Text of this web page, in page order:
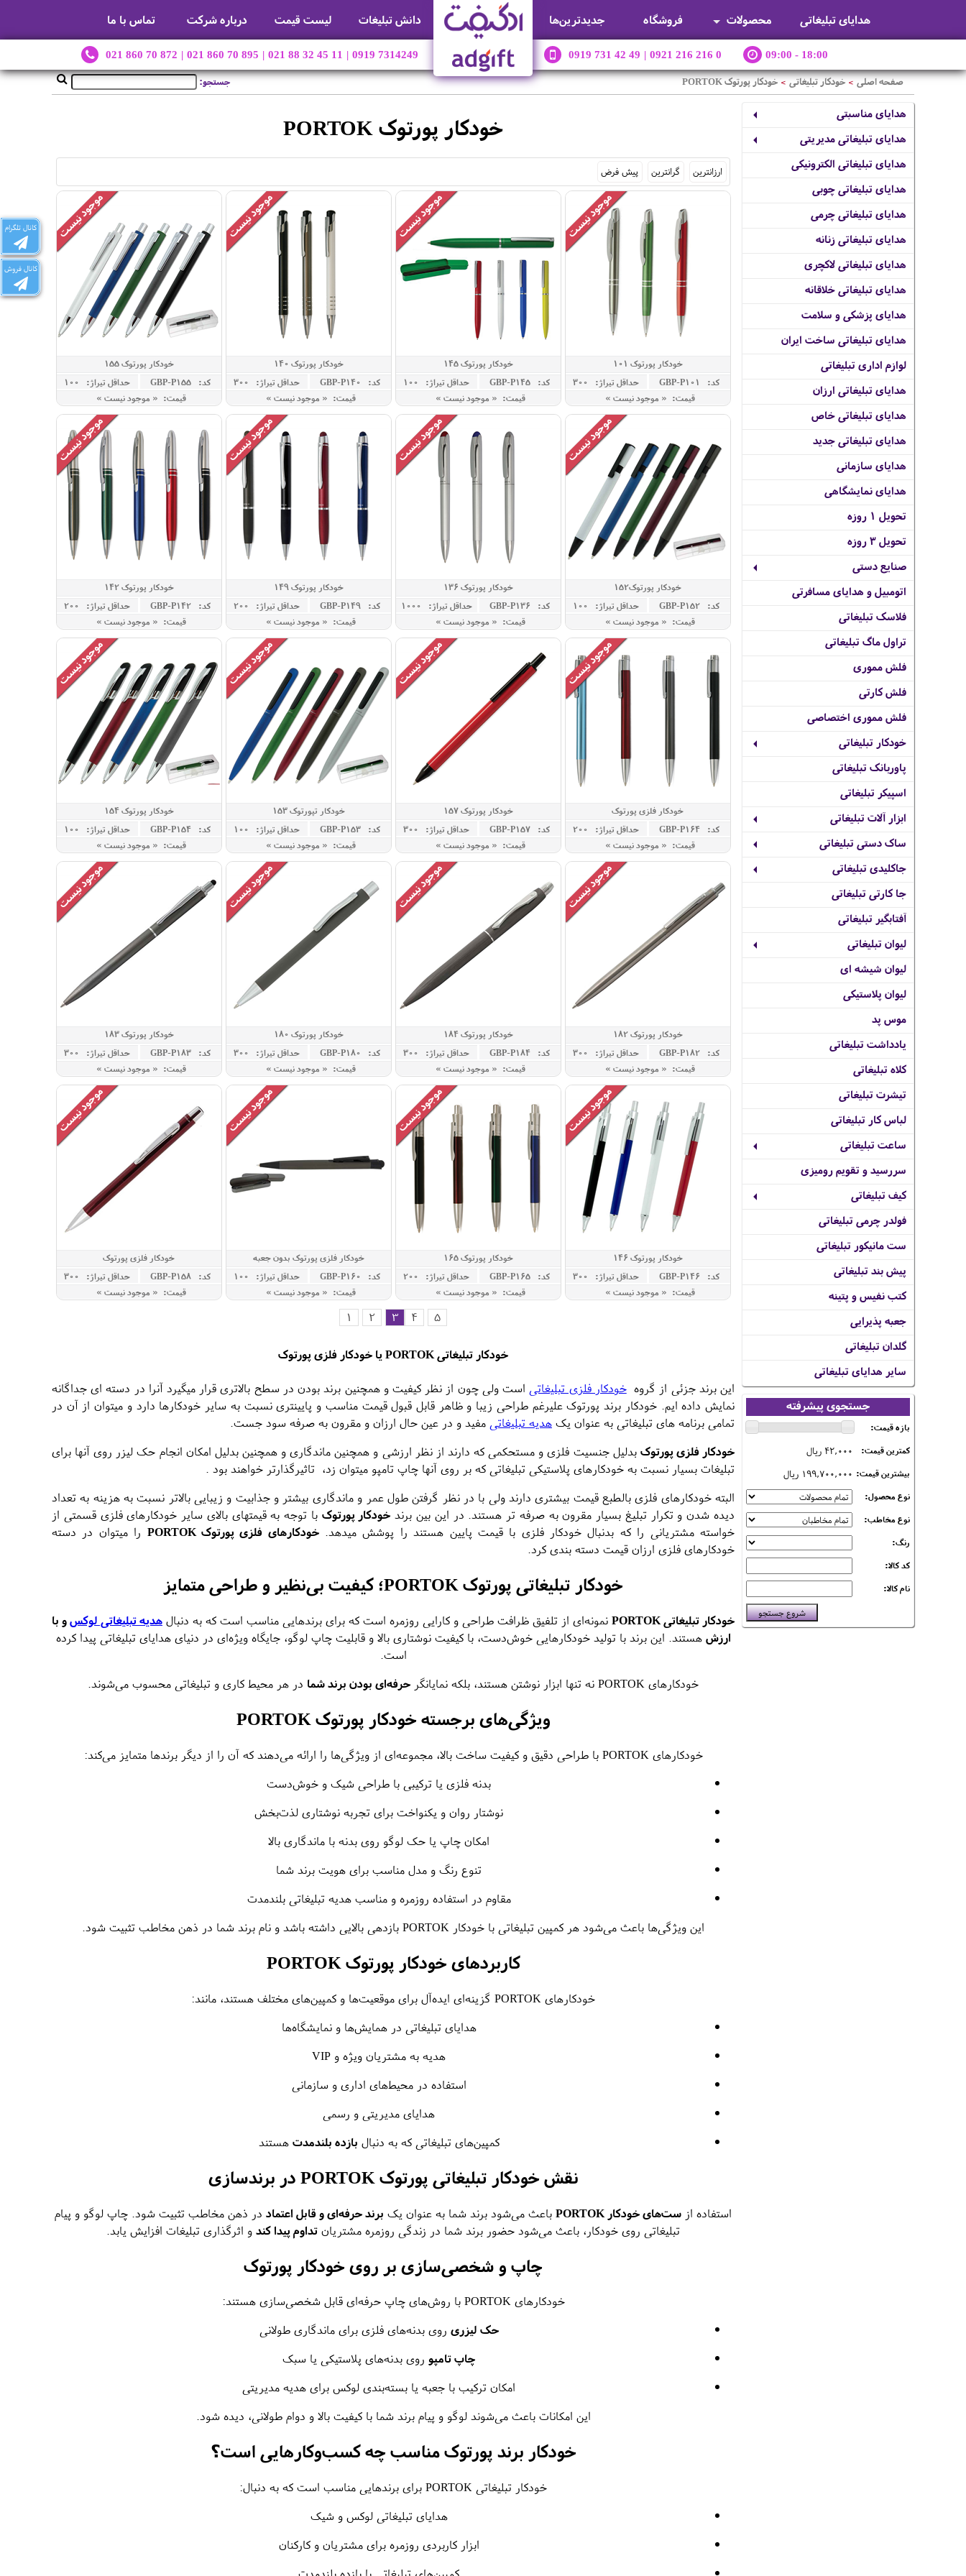
هدایای تبلیغاتی محصولات فروشگاه جديدترين‌ها دانش تبلیغات لیست قیمت درباره شرکت تماس با ما
021 860 70 872 | 021 860 70 895 | 021 88 32 45 11 | 0919 7314249 0919 731 42 49 | 0921 216 216 0 09:00 - 18:00
کانال تلگرام
کانال فروش
جستجو: صفحه اصلی > خودکار تبلیغاتی > خودکار پورتوک PORTOK
هدایای مناسبتی
هدایای تبلیغاتی مدیریتی
هدایای تبلیغاتی الکترونیکی
هدایای تبلیغاتی چوبی
هدایای تبلیغاتی چرمی
هدایای تبلیغاتی زنانه
هدایای تبلیغاتی لاکچری
هدایای تبلیغاتی خلاقانه
هدایای پزشکی و سلامت
هدایای تبلیغاتی ساخت ایران
لوازم اداری تبلیغاتی
هدایای تبلیغاتی ارزان
هدایای تبلیغاتی خاص
هدایای تبلیغاتی جدید
هدایای سازمانی
هدایای نمایشگاهی
تحویل 1 روزه
تحویل 3 روزه
صنایع دستی
اتومبیل و هدایای مسافرتی
فلاسک تبلیغاتی
تراول ماگ تبلیغاتی
فلش مموری
فلش کارتی
فلش مموری اختصاصی
خودکار تبلیغاتی
پاوربانک تبلیغاتی
اسپیکر تبلیغاتی
ابزار آلات تبلیغاتی
ساک دستی تبلیغاتی
جاکلیدی تبلیغاتی
جا کارتی تبلیغاتی
آفتابگیر تبلیغاتی
لیوان تبلیغاتی
لیوان شیشه ای
لیوان پلاستیکی
موس پد
یادداشت تبلیغاتی
کلاه تبلیغاتی
تیشرت تبلیغاتی
لباس کار تبلیغاتی
ساعت تبلیغاتی
سررسید و تقویم رومیزی
کیف تبلیغاتی
فولدر چرمی تبلیغاتی
ست مانیکور تبلیغاتی
پیش بند تبلیغاتی
کتب نفیس و پتینه
جعبه پذیرایی
گلدان تبلیغاتی
سایر هدایای تبلیغاتی
جستجوی پیشرفته
بازه قیمت:
کمترین قیمت:
42,000 ریال
بیشترین قیمت: 199,700,000 ریال
نوع محصول:
نوع مخاطب:
رنگ:
کد کالا:
نام کالا:
خودکار پورتوک PORTOK
ارزانترین گرانترین پیش فرض
خودکار پورتوک 101
کد: GBP-P101
حداقل تيراژ: 300
قیمت: « موجود نیست »
خودکار پورتوک 145
کد: GBP-P145
حداقل تيراژ: 100
قیمت: « موجود نیست »
خودکار پورتوک 140
کد: GBP-P140
حداقل تيراژ: 300
قیمت: « موجود نیست »
خودکار پورتوک 155
کد: GBP-P155
حداقل تيراژ: 100
قیمت: « موجود نیست »
خودکار پورتوک152
کد: GBP-P152
حداقل تيراژ: 100
قیمت: « موجود نیست »
خودکار پورتوک 136
کد: GBP-P136
حداقل تيراژ: 1000
قیمت: « موجود نیست »
خودکار پورتوک 149
کد: GBP-P149
حداقل تيراژ: 200
قیمت: « موجود نیست »
خودکار پورتوک 142
کد: GBP-P142
حداقل تيراژ: 200
قیمت: « موجود نیست »
خودکار فلزی پورتوک
کد: GBP-P164
حداقل تيراژ: 200
قیمت: « موجود نیست »
خودکار پورتوک 157
کد: GBP-P157
حداقل تيراژ: 300
قیمت: « موجود نیست »
خودکار تپورتوک 153
کد: GBP-P153
حداقل تيراژ: 100
قیمت: « موجود نیست »
خودکار پورتوک 154
کد: GBP-P154
حداقل تيراژ: 100
قیمت: « موجود نیست »
خودکار پورتوک 182
کد: GBP-P182
حداقل تيراژ: 300
قیمت: « موجود نیست »
خودکار پورتوک 184
کد: GBP-P184
حداقل تيراژ: 300
قیمت: « موجود نیست »
خودکار پورتوک 180
کد: GBP-P180
حداقل تيراژ: 300
قیمت: « موجود نیست »
خودکار پورتوک 183
کد: GBP-P183
حداقل تيراژ: 300
قیمت: « موجود نیست »
خودکار پورتوک 146
کد: GBP-P146
حداقل تيراژ: 300
قیمت: « موجود نیست »
خودکار پورتوک 165
کد: GBP-P165
حداقل تيراژ: 200
قیمت: « موجود نیست »
خودکار فلزی پورتوک بدون جعبه
کد: GBP-P160
حداقل تيراژ: 100
قیمت: « موجود نیست »
خودکار فلزی پورتوک
کد: GBP-P158
حداقل تيراژ: 300
قیمت: « موجود نیست »
1 2 3 4 5
خودکار تبلیغاتیPORTOK یا خودکار فلزی پورتوک
این برند جزئی از گروهخودکار فلزی تبلیغاتی است ولی چون از نظر کیفیت و همچنین برند بودن در سطح بالاتری قرار میگیرد آنرا در دسته ای جداگانه
نمایش داده ایم. خودکار برند پورتوک علیرغم طراحی زیبا و ظاهر قابل قبول قیمت مناسب و پایینتری نسبت به سایر خودکارها دارد و میتوان از آن در
تمامی برنامه های تبلیغاتی به عنوان یک هدیه تبلیغاتی مفید و در عین حال ارزان و مقرون به صرفه سود جست.
خودکار فلزی پورتوک بدلیل جنسیت فلزی و مستحکمی که دارند از نظر ارزشی و همچنین ماندگاری و همچنین بدلیل امکان انجام حک لیزر روی آنها برای
تبلیغات بسیار نسبت به خودکارهای پلاستیکی تبلیغاتی که بر روی آنها چاپ تامپو میتوان زد، تاثیرگذارتر خواهند بود .
البته خودکارهای فلزی بالطبع قیمت بیشتری دارند ولی با در نظر گرفتن طول عمر و ماندگاری بیشتر و جذابیت و زیبایی بالاتر نسبت به هزینه به تعداد
دیده شدن و تکرار تبلیغ بسیار مقرون به صرفه تر هستند. در این بین برند خودکار پورتوک با توجه به قیمتهای بالای سایر خودکارهای فلزی قسمتی از
خواسته مشتریانی را که بدنبال خودکار فلزی با قیمت پایین هستند را پوشش میدهد.خودکارهای فلزی پورتوک PORTOK
را میتوان در دسته
خودکارهای فلزی ارزان قیمت دسته بندی کرد.
خودکار تبلیغاتی پورتوک PORTOK؛ کیفیت بی‌نظیر و طراحی متمایز
خودکار تبلیغاتی PORTOK نمونه‌ای از تلفیق ظرافت طراحی و کارایی روزمره است که برای برندهایی مناسب است که به دنبال هدیه تبلیغاتی لوکسو با
ارزش هستند. این برند با تولید خودکارهایی خوش‌دست، با کیفیت نوشتاری بالا و قابلیت چاپ لوگو، جایگاه ویژه‌ای در دنیای هدایای تبلیغاتی پیدا کرده
است.
خودکارهای PORTOK نه تنها ابزار نوشتن هستند، بلکه نمایانگر
حرفه‌ای بودن برند شما در هر محیط کاری و تبلیغاتی محسوب می‌شوند.
ویژگی‌های برجسته خودکار پورتوک PORTOK
خودکارهای PORTOK با طراحی دقیق و کیفیت ساخت بالا، مجموعه‌ای از ویژگی‌ها را ارائه می‌دهند که آن را از دیگر برندها متمایز می‌کند:
بدنه فلزی یا ترکیبی با طراحی شیک و خوش‌دست
نوشتار روان و یکنواخت برای تجربه نوشتاری لذت‌بخش
امکان چاپ یا حک لوگو روی بدنه با ماندگاری بالا
تنوع رنگ و مدل مناسب برای هویت برند شما
مقاوم در استفاده روزمره و مناسب هدیه تبلیغاتی بلندمدت
این ویژگی‌ها باعث می‌شود هر کمپین تبلیغاتی با خودکار PORTOK بازدهی بالایی داشته باشد و نام برند شما در ذهن مخاطب تثبیت شود.
کاربردهای خودکار پورتوک PORTOK
خودکارهای PORTOK گزینه‌ای ایده‌آل برای موقعیت‌ها و کمپین‌های مختلف هستند، مانند:
هدایای تبلیغاتی در همایش‌ها و نمایشگاه‌ها
هدیه به مشتریان ویژه و VIP
استفاده در محیط‌های اداری و سازمانی
هدایای مدیریتی و رسمی
کمپین‌های تبلیغاتی که به دنبال بازده بلندمدت هستند
نقش خودکار تبلیغاتی پورتوک PORTOK در برندسازی
استفاده از ست‌های خودکار PORTOK باعث می‌شود برند شما به عنوان یک برند حرفه‌ای و قابل اعتماد در ذهن مخاطب تثبیت شود. چاپ لوگو و پیام
تبلیغاتی روی خودکار، باعث می‌شود حضور برند شما در زندگی روزمره مشتریان تداوم پیدا کند و اثرگذاری تبلیغات افزایش یابد.
چاپ و شخصی‌سازی بر روی خودکار پورتوک
خودکارهای PORTOK با روش‌های چاپ حرفه‌ای قابل شخصی‌سازی هستند:
حک لیزری روی بدنه‌های فلزی برای ماندگاری طولانی
چاپ تامپو روی بدنه‌های پلاستیکی یا سبک
امکان ترکیب با جعبه یا بسته‌بندی لوکس برای هدیه مدیریتی
این امکانات باعث می‌شوند لوگو و پیام برند شما با کیفیت بالا و دوام طولانی، دیده شود.
خودکار برند پورتوک مناسب چه کسب‌وکارهایی است؟
خودکار تبلیغاتی PORTOK برای برندهایی مناسب است که به دنبال:
هدایای تبلیغاتی لوکس و شیک
ابزار کاربردی روزمره برای مشتریان و کارکنان